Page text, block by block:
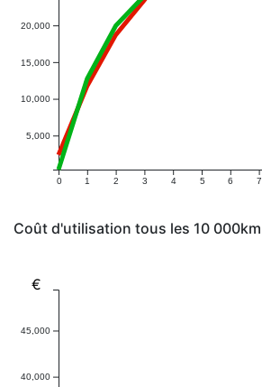
0 1 2 3 4 5 6 7
5,000
10,000
15,000
20,000
Coût d'utilisation tous les 10 000km
40,000
45,000
€